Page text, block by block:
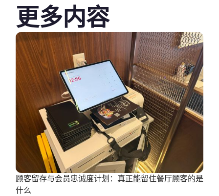
更多内容
顾客留存与会员忠诚度计划：真正能留住餐厅顾客的是
什么